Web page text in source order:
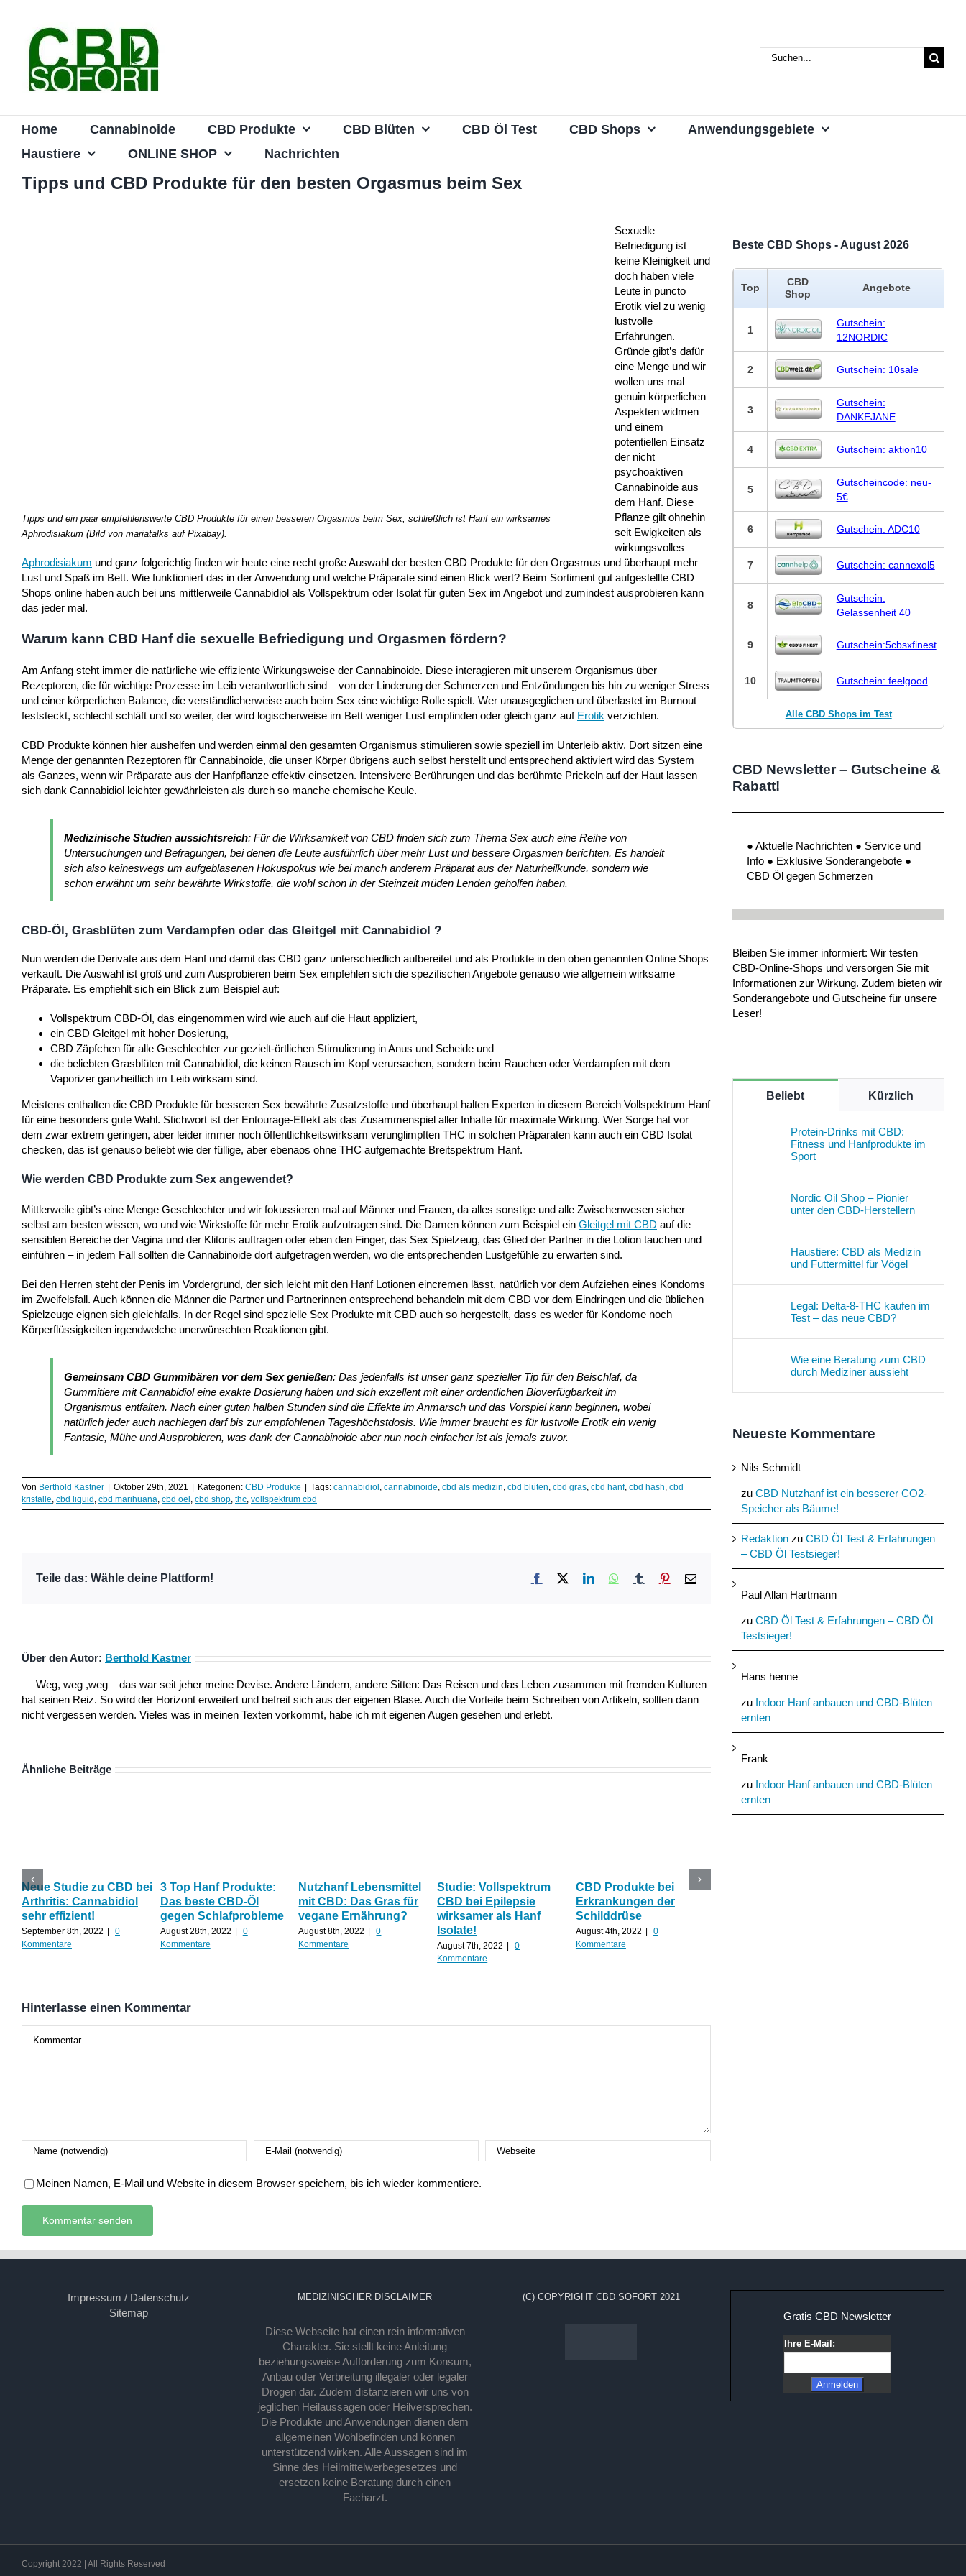
springen
Suche
nach:
Home Cannabinoide CBD Produkte CBD Blüten CBD Öl Test CBD Shops
Anwendungsgebiete
Haustiere
ONLINE SHOP Nachrichten
Tipps und CBD Produkte für den besten Orgasmus beim Sex
Tipps und ein paar empfehlenswerte CBD Produkte für einen besseren Orgasmus beim Sex, schließlich ist Hanf ein wirksames
Aphrodisiakum (Bild von mariatalks auf Pixabay).
Sexuelle
Befriedigung ist
keine Kleinigkeit und
doch haben viele
Leute in puncto
Erotik viel zu wenig
lustvolle
Erfahrungen.
Gründe gibt’s dafür
eine Menge und wir
wollen uns mal
genuin körperlichen
Aspekten widmen
und einem
potentiellen Einsatz
der nicht
psychoaktiven
Cannabinoide aus
dem Hanf. Diese
Pflanze gilt ohnehin
seit Ewigkeiten als
wirkungsvolles
Aphrodisiakum und ganz folgerichtig finden wir heute eine recht große Auswahl der besten CBD Produkte für den Orgasmus und überhaupt mehr
Lust und Spaß im Bett. Wie funktioniert das in der Anwendung und welche Präparate sind einen Blick wert? Beim Sortiment gut aufgestellte CBD
Shops online haben auch bei uns mittlerweile Cannabidiol als Vollspektrum oder Isolat für guten Sex im Angebot und zumindest ausprobieren kann
das jeder mal.
Warum kann CBD Hanf die sexuelle Befriedigung und Orgasmen fördern?
Am Anfang steht immer die natürliche wie effiziente Wirkungsweise der Cannabinoide. Diese interagieren mit unserem Organismus über
Rezeptoren, die für wichtige Prozesse im Leib verantwortlich sind – von der Linderung der Schmerzen und Entzündungen bis hin zu weniger Stress
und einer körperlichen Balance, die verständlicherweise auch beim Sex eine wichtige Rolle spielt. Wer unausgeglichen und überlastet im Burnout
feststeckt, schlecht schläft und so weiter, der wird logischerweise im Bett weniger Lust empfinden oder gleich ganz auf Erotik verzichten.
CBD Produkte können hier aushelfen und werden einmal den gesamten Organismus stimulieren sowie speziell im Unterleib aktiv. Dort sitzen eine
Menge der genannten Rezeptoren für Cannabinoide, die unser Körper übrigens auch selbst herstellt und entsprechend aktiviert wird das System
als Ganzes, wenn wir Präparate aus der Hanfpflanze effektiv einsetzen. Intensivere Berührungen und das berühmte Prickeln auf der Haut lassen
sich dank Cannabidiol leichter gewährleisten als durch so manche chemische Keule.
Medizinische Studien aussichtsreich: Für die Wirksamkeit von CBD finden sich zum Thema Sex auch eine Reihe von
Untersuchungen und Befragungen, bei denen die Leute ausführlich über mehr Lust und bessere Orgasmen berichten. Es handelt
sich also keineswegs um aufgeblasenen Hokuspokus wie bei manch anderem Präparat aus der Naturheilkunde, sondern wie
schon erwähnt um sehr bewährte Wirkstoffe, die wohl schon in der Steinzeit müden Lenden geholfen haben.
CBD-Öl, Grasblüten zum Verdampfen oder das Gleitgel mit Cannabidiol ?
Nun werden die Derivate aus dem Hanf und damit das CBD ganz unterschiedlich aufbereitet und als Produkte in den oben genannten Online Shops
verkauft. Die Auswahl ist groß und zum Ausprobieren beim Sex empfehlen sich die spezifischen Angebote genauso wie allgemein wirksame
Präparate. Es empfiehlt sich ein Blick zum Beispiel auf:
Vollspektrum CBD-Öl, das eingenommen wird wie auch auf die Haut appliziert,
ein CBD Gleitgel mit hoher Dosierung,
CBD Zäpfchen für alle Geschlechter zur gezielt-örtlichen Stimulierung in Anus und Scheide und
die beliebten Grasblüten mit Cannabidiol, die keinen Rausch im Kopf verursachen, sondern beim Rauchen oder Verdampfen mit dem
Vaporizer ganzheitlich im Leib wirksam sind.
Meistens enthalten die CBD Produkte für besseren Sex bewährte Zusatzstoffe und überhaupt halten Experten in diesem Bereich Vollspektrum Hanf
für eine besonders gute Wahl. Stichwort ist der Entourage-Effekt als das Zusammenspiel aller Inhalte für maximale Wirkung. Wer Sorge hat vor
dem zwar extrem geringen, aber leider immer noch öffentlichkeitswirksam verunglimpften THC in solchen Präparaten kann auch ein CBD Isolat
checken, das ist genauso beliebt wie der füllige, aber ebenaos ohne THC aufgemachte Breitspektrum Hanf.
Wie werden CBD Produkte zum Sex angewendet?
Mittlerweile gibt’s eine Menge Geschlechter und wir fokussieren mal auf Männer und Frauen, da alles sonstige und alle Zwischenwesen sicher
selbst am besten wissen, wo und wie Wirkstoffe für mehr Erotik aufzutragen sind. Die Damen können zum Beispiel ein Gleitgel mit CBD auf die
sensiblen Bereiche der Vagina und der Klitoris auftragen oder eben den Finger, das Sex Spielzeug, das Glied der Partner in die Lotion tauchen und
einführen – in jedem Fall sollten die Cannabinoide dort aufgetragen werden, wo die entsprechenden Lustgefühle zu erwarten sind.
Bei den Herren steht der Penis im Vordergrund, der sich leicht mit den Hanf Lotionen eincremen lässt, natürlich vor dem Aufziehen eines Kondoms
im Zweifelsfall. Auch können die Männer die Partner und Partnerinnen entsprechend behandeln mit dem CBD vor dem Eindringen und die üblichen
Spielzeuge eignen sich gleichfalls. In der Regel sind spezielle Sex Produkte mit CBD auch so hergestellt, dass es weder für Kondome noch
Körperflüssigkeiten irgendwelche unerwünschten Reaktionen gibt.
Gemeinsam CBD Gummibären vor dem Sex genießen: Das jedenfalls ist unser ganz spezieller Tip für den Beischlaf, da
Gummitiere mit Cannabidiol eine exakte Dosierung haben und sich exzellent mit einer ordentlichen Bioverfügbarkeit im
Organismus entfalten. Nach einer guten halben Stunden sind die Effekte im Anmarsch und das Vorspiel kann beginnen, wobei
natürlich jeder auch nachlegen darf bis zur empfohlenen Tageshöchstdosis. Wie immer braucht es für lustvolle Erotik ein wenig
Fantasie, Mühe und Ausprobieren, was dank der Cannabinoide aber nun noch einfacher ist als jemals zuvor.
Von Berthold Kastner Oktober 29th, 2021 Kategorien: CBD Produkte Tags: cannabidiol , cannabinoide, cbd als medizin, cbd blüten, cbd gras, cbd hanf, cbd hash, cbd
kristalle, cbd liquid , cbd marihuana, cbd oel , cbd shop, thc, vollspektrum cbd
Teile das: Wähle deine Plattform! Facebook
X LinkedInWhatsApp
TumblrPinterest
E-
Über den Autor: Berthold Kastner
Weg, weg ,weg – das war seit jeher meine Devise. Andere Ländern, andere Sitten: Das Reisen und das Leben zusammen mit fremden Kulturen
hat seinen Reiz. So wird der Horizont erweitert und befreit sich aus der eigenen Blase. Auch die Vorteile beim Schreiben von Artikeln, sollten dann
nicht vergessen werden. Vieles was in meinen Texten vorkommt, habe ich mit eigenen Augen gesehen und erlebt.
Ähnliche Beiträge
Neue Studie zu CBD bei
Arthritis: Cannabidiol
sehr effizient!
September 8th, 2022
0
Kommentare
3 Top Hanf Produkte:
Das beste CBD-Öl
gegen Schlafprobleme
August 28th, 2022
0
Kommentare
Nutzhanf Lebensmittel
mit CBD: Das Gras für
vegane Ernährung?
August 8th, 2022
0
Kommentare
Studie: Vollspektrum
CBD bei Epilepsie
wirksamer als Hanf
Isolate!
August 7th, 2022
0
Kommentare
CBD Produkte bei
Erkrankungen der
Schilddrüse
August 4th, 2022
0
Kommentare
Hinterlasse einen Kommentar
Meinen Namen, E-Mail und Website in diesem Browser speichern, bis ich wieder kommentiere.
Beste CBD Shops - August 2026
Top
CBD
Shop
Angebote
1
Gutschein:
12NORDIC
2 Gutschein: 10sale
3
Gutschein:
DANKEJANE
4 Gutschein: aktion10
5
Gutscheincode: neu-
5€
6 Gutschein: ADC10
7 Gutschein: cannexol5
8
Gutschein:
Gelassenheit 40
9 Gutschein:5cbsxfinest
10 Gutschein: feelgood
Alle CBD Shops im Test
CBD Newsletter – Gutscheine &
Rabatt!
● Aktuelle Nachrichten ● Service und
Info ● Exklusive Sonderangebote ●
CBD Öl gegen Schmerzen
Bleiben Sie immer informiert: Wir testen
CBD-Online-Shops und versorgen Sie mit
Informationen zur Wirkung. Zudem bieten wir
Sonderangebote und Gutscheine für unsere
Leser!
Beliebt Kürzlich
Protein-Drinks mit CBD:
Fitness und Hanfprodukte im
Sport
Nordic Oil Shop – Pionier
unter den CBD-Herstellern
Haustiere: CBD als Medizin
und Futtermittel für Vögel
Legal: Delta-8-THC kaufen im
Test – das neue CBD?
Wie eine Beratung zum CBD
durch Mediziner aussieht
Neueste Kommentare
Nils Schmidt
zu CBD Nutzhanf ist ein besserer CO2-
Speicher als Bäume!
Redaktion zu CBD Öl Test & Erfahrungen
– CBD Öl Testsieger!
Paul Allan Hartmann
zu CBD Öl Test & Erfahrungen – CBD Öl
Testsieger!
Hans henne
zu Indoor Hanf anbauen und CBD-Blüten
ernten
Frank
zu Indoor Hanf anbauen und CBD-Blüten
ernten
Impressum / Datenschutz
Sitemap
MEDIZINISCHER DISCLAIMER
Diese Webseite hat einen rein informativen
Charakter. Sie stellt keine Anleitung
beziehungsweise Aufforderung zum Konsum,
Anbau oder Verbreitung illegaler oder legaler
Drogen dar. Zudem distanzieren wir uns von
jeglichen Heilaussagen oder Heilversprechen.
Die Produkte und Anwendungen dienen dem
allgemeinen Wohlbefinden und können
unterstützend wirken. Alle Aussagen sind im
Sinne des Heilmittelwerbegesetzes und
ersetzen keine Beratung durch einen
Facharzt.
(C) COPYRIGHT CBD SOFORT 2021
Gratis CBD Newsletter
Ihre E-Mail:
Copyright 2022 | All Rights Reserved